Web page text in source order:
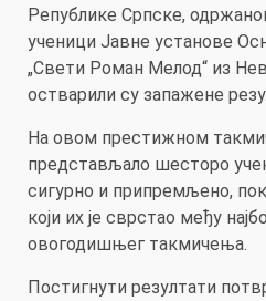
Републике Српске,
ученици Јавне установе
„Свети Роман Мелод“ из
остварили су запажене
На овом престижном
представљало шесторо
сигурно и припремљено,
који их је сврстао међу
овогодишњег такмичења.
Постигнути резултати